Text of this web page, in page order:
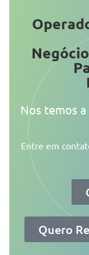
Nos temos
Entre em
Quero